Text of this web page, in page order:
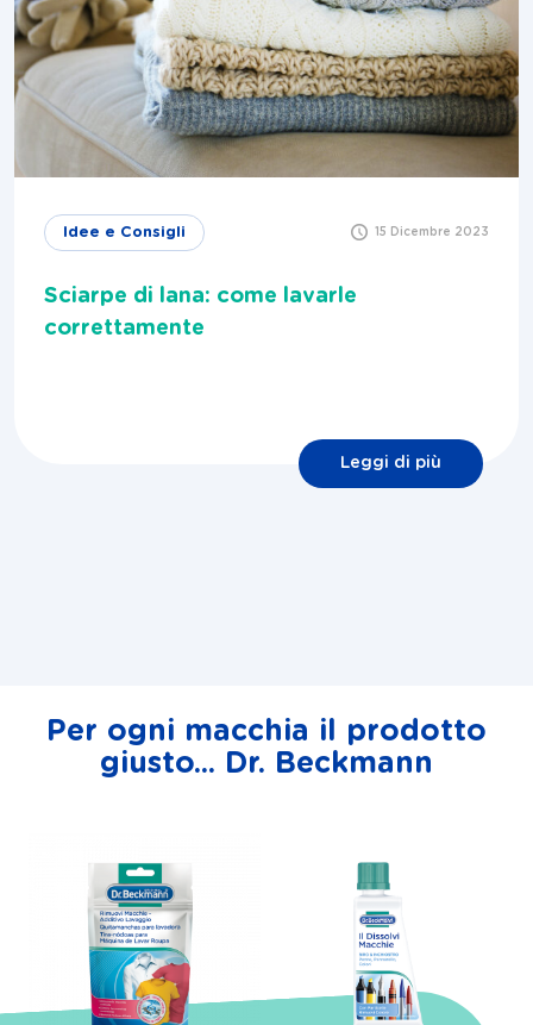
Idee e Consigli 15 Dicembre 2023
Sciarpe di lana: come lavarle
correttamente
Leggi di più
Per ogni macchia il prodotto
giusto... Dr. Beckmann